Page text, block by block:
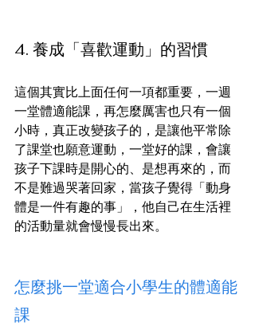
4. 養成「喜歡運動」的習慣
這個其實比上面任何一項都重要，一週
一堂體適能課，再怎麼厲害也只有一個
小時，真正改變孩子的，是讓他平常除
了課堂也願意運動，一堂好的課，會讓
孩子下課時是開心的、是想再來的，而
不是難過哭著回家，當孩子覺得「動身
體是一件有趣的事」，他自己在生活裡
的活動量就會慢慢長出來。
怎麼挑一堂適合小學生的體適能
課